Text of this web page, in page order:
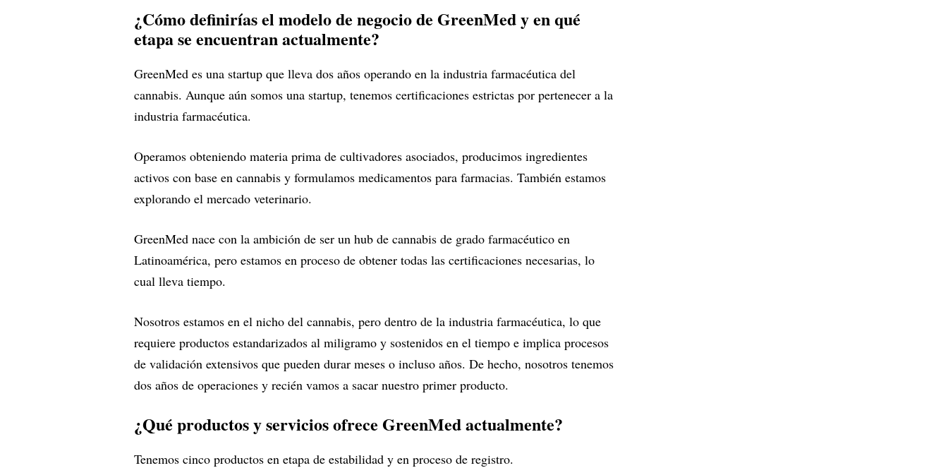
¿Cómo definirías el modelo de negocio de GreenMed y en qué
etapa se encuentran actualmente?
GreenMed es una startup que lleva dos años operando en la industria farmacéutica del
cannabis. Aunque aún somos una startup, tenemos certificaciones estrictas por pertenecer a la
industria farmacéutica.
Operamos obteniendo materia prima de cultivadores asociados, producimos ingredientes
activos con base en cannabis y formulamos medicamentos para farmacias. También estamos
explorando el mercado veterinario.
GreenMed nace con la ambición de ser un hub de cannabis de grado farmacéutico en
Latinoamérica, pero estamos en proceso de obtener todas las certificaciones necesarias, lo
cual lleva tiempo.
Nosotros estamos en el nicho del cannabis, pero dentro de la industria farmacéutica, lo que
requiere productos estandarizados al miligramo y sostenidos en el tiempo e implica procesos
de validación extensivos que pueden durar meses o incluso años. De hecho, nosotros tenemos
dos años de operaciones y recién vamos a sacar nuestro primer producto.
¿Qué productos y servicios ofrece GreenMed actualmente?
Tenemos cinco productos en etapa de estabilidad y en proceso de registro.